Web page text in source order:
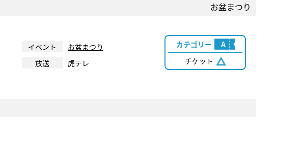
お盆まつり
イベント
お盆まつり
放送
虎テレ
カテゴリー
A
チケット